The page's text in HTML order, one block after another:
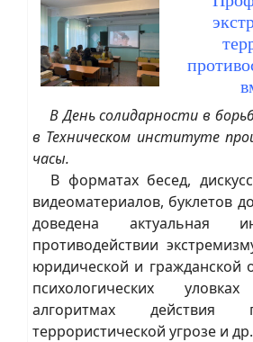
В День солидарности в
в Техническом институте
часы.
В форматах бесед,
видеоматериалов, буклетов
доведена актуальная
противодействии
юридической и гражданской
психологических
алгоритмах действия
террористической угрозе и др.